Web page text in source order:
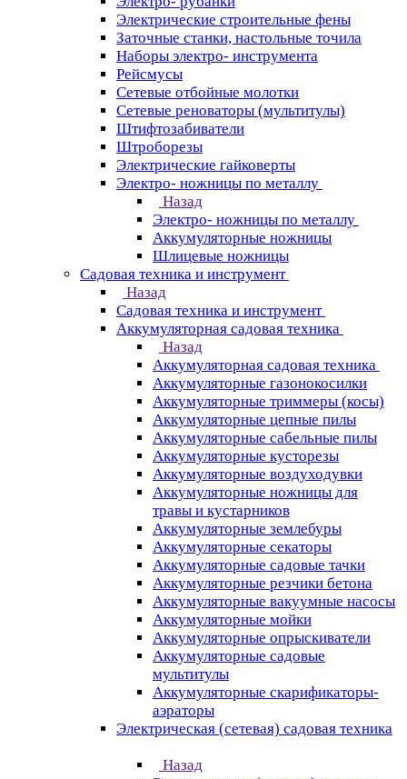
Электрические строительные фены
Заточные станки, настольные точила
Наборы электро- инструмента
Рейсмусы
Сетевые отбойные молотки
Сетевые реноваторы (мультитулы)
Штифтозабиватели
Штроборезы
Электрические гайковерты
Электро- ножницы по металлу
Назад
Электро- ножницы по металлу
Аккумуляторные ножницы
Шлицевые ножницы
Cадовая техника и инструмент
Назад
Cадовая техника и инструмент
Аккумуляторная садовая техника
Назад
Аккумуляторная садовая техника
Аккумуляторные газонокосилки
Аккумуляторные триммеры (косы)
Аккумуляторные цепные пилы
Аккумуляторные сабельные пилы
Аккумуляторные кусторезы
Аккумуляторные воздуходувки
Аккумуляторные ножницы для
травы и кустарников
Аккумуляторные землебуры
Аккумуляторные секаторы
Аккумуляторные садовые тачки
Аккумуляторные резчики бетона
Аккумуляторные вакуумные насосы
Аккумуляторные мойки
Аккумуляторные опрыскиватели
Аккумуляторные садовые
мультитулы
Аккумуляторные скарификаторы-
аэраторы
Электрическая (сетевая) садовая техника
Назад